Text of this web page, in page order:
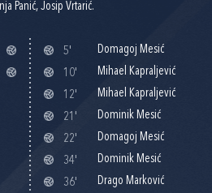
Panić, Josip Vrtarić.
5'
Domagoj Mesić
10'
Mihael Kapraljević
12'
Mihael Kapraljević
21'
Dominik Mesić
22'
Domagoj Mesić
34'
Dominik Mesić
36'
Drago Marković